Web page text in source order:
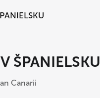
ŠPANIELSKU
Canarii